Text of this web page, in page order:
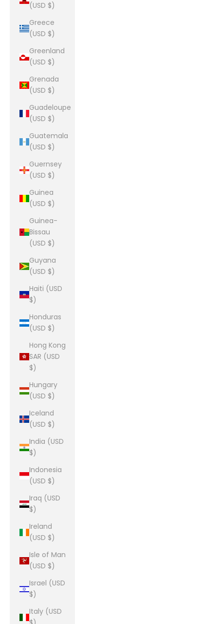
(USD $)
Greece
(USD $)
Greenland
(USD $)
Grenada
(USD $)
Guadeloupe
(USD $)
Guatemala
(USD $)
Guernsey
(USD $)
Guinea
(USD $)
Guinea-
Bissau
(USD $)
Guyana
(USD $)
Haiti (USD
$)
Honduras
(USD $)
Hong Kong
SAR (USD
$)
Hungary
(USD $)
Iceland
(USD $)
India (USD
$)
Indonesia
(USD $)
Iraq (USD
$)
Ireland
(USD $)
Isle of Man
(USD $)
Israel (USD
$)
Italy (USD